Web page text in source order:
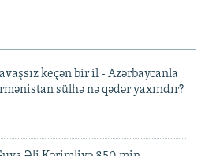
keçən bir il - Azərbaycanla
sülhə nə qədər yaxındır?